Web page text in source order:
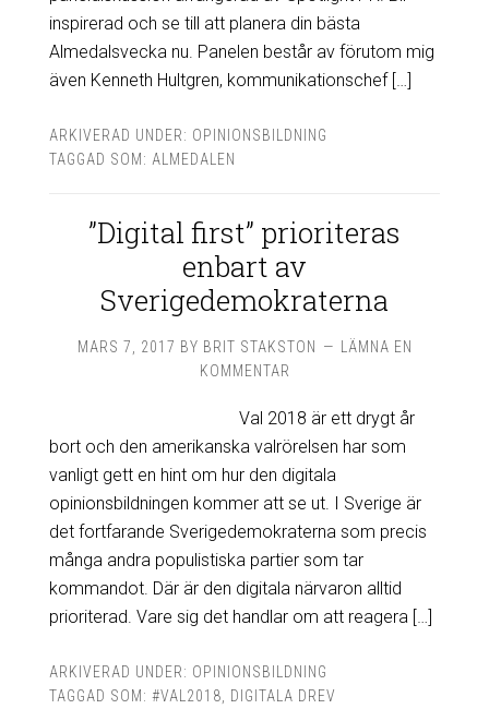
inspirerad och se till att planera din bästa
Almedalsvecka nu. Panelen består av förutom mig
även Kenneth Hultgren, kommunikationschef […]
ARKIVERAD UNDER: OPINIONSBILDNING
TAGGAD SOM: ALMEDALEN
”Digital first” prioriteras
enbart av
Sverigedemokraterna
MARS 7, 2017 BY BRIT STAKSTON
LÄMNA EN
KOMMENTAR
Val 2018 är ett drygt år
bort och den amerikanska valrörelsen har som
vanligt gett en hint om hur den digitala
opinionsbildningen kommer att se ut. I Sverige är
det fortfarande Sverigedemokraterna som precis
många andra populistiska partier som tar
kommandot. Där är den digitala närvaron alltid
prioriterad. Vare sig det handlar om att reagera […]
ARKIVERAD UNDER: OPINIONSBILDNING
TAGGAD SOM: #VAL2018 DIGITALA DREV